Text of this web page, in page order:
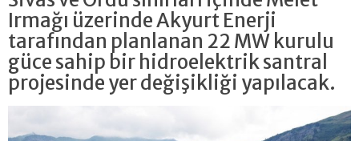
Irmağı üzerinde Akyurt Enerji
tarafından planlanan 22 MW kurulu
güce sahip bir hidroelektrik santral
projesinde yer değişikliği yapılacak.